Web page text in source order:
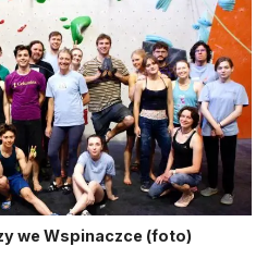
we Wspinaczce (foto)